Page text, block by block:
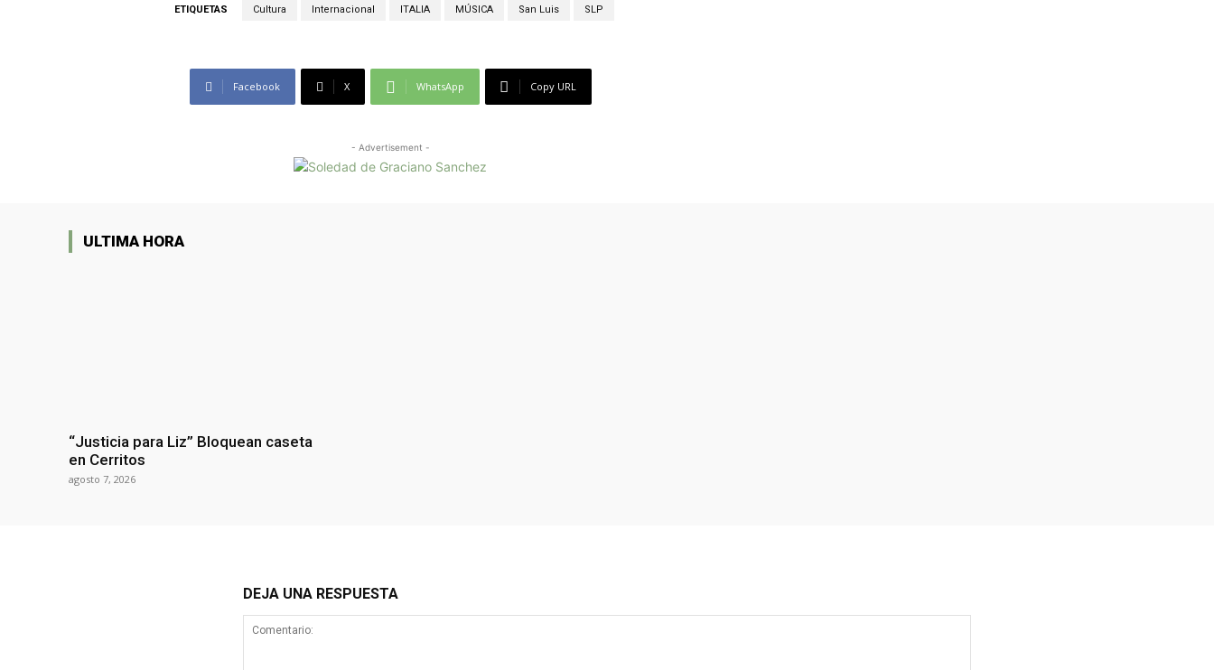
ETIQUETAS Cultura Internacional ITALIA MÚSICA San Luis SLP
Facebook X WhatsApp Copy URL
- Advertisement -
ULTIMA HORA
“Justicia para Liz” Bloquean caseta
en Cerritos
agosto 7, 2026
DEJA UNA RESPUESTA